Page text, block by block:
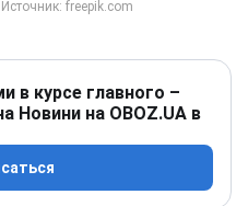
в курсе главного –
Новини на OBOZ.UA в